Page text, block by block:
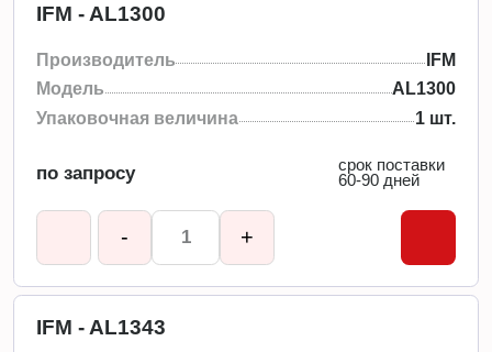
IFM - AL1300
Производитель
IFM
Модель
AL1300
Упаковочная величина
1 шт.
по запросу
срок поставки
60-90 дней
- +
IFM - AL1343